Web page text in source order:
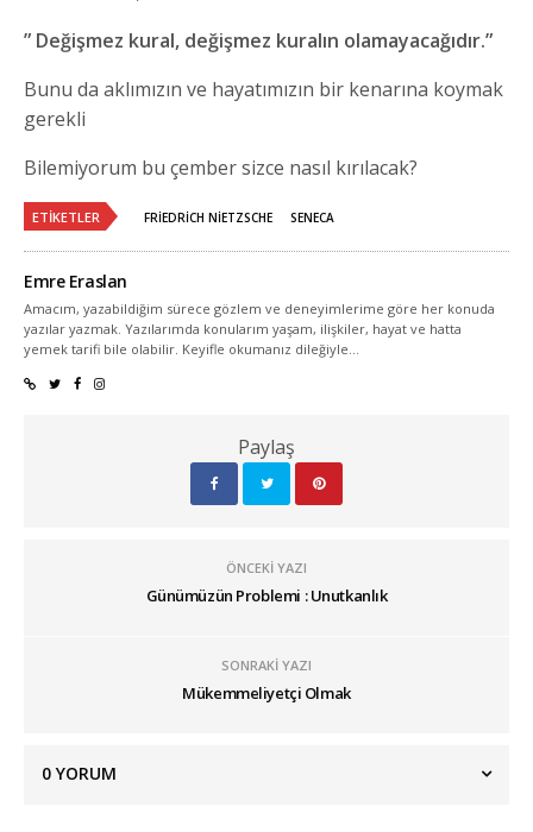
” Değişmez kural, değişmez kuralın olamayacağıdır.”
Bunu da aklımızın ve hayatımızın bir kenarına koymak
gerekli
Bilemiyorum bu çember sizce nasıl kırılacak?
ETIKETLER FRIEDRICH NIETZSCHE SENECA
Emre Eraslan
Amacım, yazabildiğim sürece gözlem ve deneyimlerime göre her konuda
yazılar yazmak. Yazılarımda konularım yaşam, ilişkiler, hayat ve hatta
yemek tarifi bile olabilir. Keyifle okumanız dileğiyle...
Paylaş
ÖNCEKI YAZI
Günümüzün Problemi : Unutkanlık
SONRAKI YAZI
Mükemmeliyetçi Olmak
0YORUM